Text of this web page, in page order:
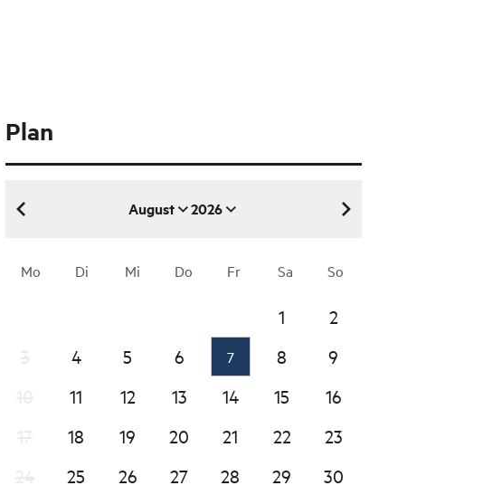
Plan
August 2026
August 2026
Mo Di Mi Do Fr Sa So
1
2
4 5 6 7 8
9
11 12 13 14 15
16
18 19 20 21 22
23
25 26 27 28 29
30